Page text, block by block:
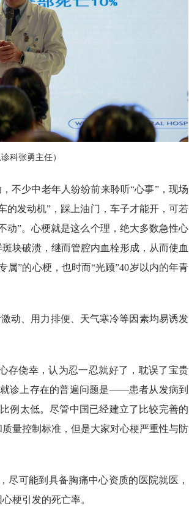
科张勇主任）
不少中老年人纷纷前来聆听“心事”，现场
的发动机”，踩上油门，车子才能开，可若
动”。心梗就是这么个理，绝大多数急性心
块破溃，继而管腔内血栓形成，从而使血
属”的心梗，也时而“光顾”40岁以内的年青
动、用力排便、天气寒冷等因素均易诱发
存侥幸，认为忍一忍就好了，耽误了宝贵
诊上存在的普遍问题是——患者从发病到
例太低。尽管中国已经建立了比较完善的
量控制标准，但是大家对心梗严重性与防
尽可能到具备胸痛中心资质的医院就医，
梗引发的死亡率。